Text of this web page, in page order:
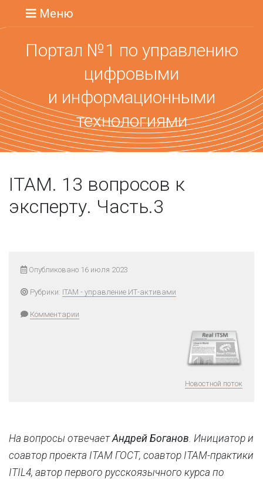
Меню
Портал №1 по управлению
цифровыми
и информационными
технологиями
ITAM. 13 вопросов к
эксперту. Часть.3
Опубликовано 16 июля 2023
Рубрики: ITAM - управление ИТ-активами
Комментарии
Новостной поток
На вопросы отвечаетАндрей Боганов. Инициатор и
соавтор проекта ITAM ГОСТ, cоавтор ITAM-практики
ITIL4, автор первого русскоязычного курса по